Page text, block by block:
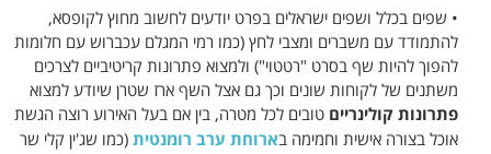
• שפים בכלל ושפים ישראלים בפרט יודעים לחשוב מחוץ לקופסא,
להתמודד עם משברים ומצבי לחץ (כמו רמי המגלם עכברוש עם חלומות
להפוך להיות שף בסרט "רטטוי") ולמצוא פתרונות קריטיביים לצרכים
משתנים של לקוחות שונים וכך גם אצל השף ארז שטרן שיודע למצוא
פתרונות קולינריים טובים לכל מטרה, בין אם בעל האירוע רוצה הגשת
אוכל בצורה אישית וחמימה בארוחת ערב רומנטית (כמו שג'ין קלי שר